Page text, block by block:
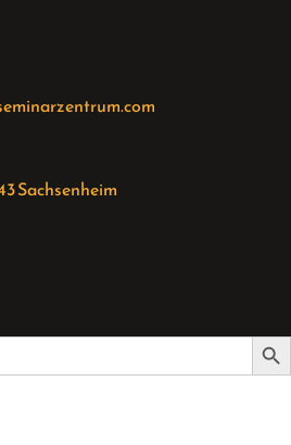
Sachsenheim